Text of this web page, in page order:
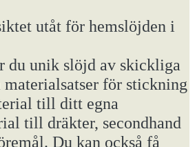
utåt för hemslöjden i
du unik slöjd av skickliga
för stickning
till ditt egna
till dräkter, secondhand
Du kan också få